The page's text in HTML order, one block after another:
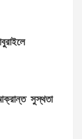
আক্রান্ত সুস্থতা